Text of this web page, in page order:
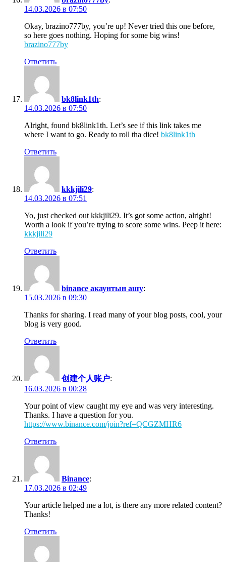
14.03.2026 в 07:50
Okay, brazino777by, you’re up! Never tried this one before,
so here goes nothing. Hoping for some big wins!
brazino777by
Ответить
bk8link1th:
14.03.2026 в 07:50
Alright, found bk8link1th. Let’s see if this link takes me
where I want to go. Ready to roll tha dice! bk8link1th
Ответить
kkkjili29:
14.03.2026 в 07:51
Yo, just checked out kkkjili29. It’s got some action, alright!
Worth a look if you’re trying to score some wins. Peep it here:
kkkjili29
Ответить
binance акаунтын ашу:
15.03.2026 в 09:30
Thanks for sharing. I read many of your blog posts, cool, your
blog is very good.
Ответить
创建个人账户:
16.03.2026 в 00:28
Your point of view caught my eye and was very interesting.
Thanks. I have a question for you.
https://www.binance.com/join?ref=QCGZMHR6
Ответить
Binance:
17.03.2026 в 02:49
Your article helped me a lot, is there any more related content?
Thanks!
Ответить